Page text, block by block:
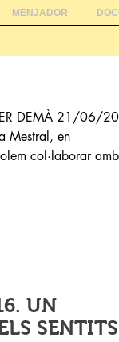
MENJADOR
DEMÀ 21/06/
Mestral, en
col·laborar amb
UN
SENTITS!!